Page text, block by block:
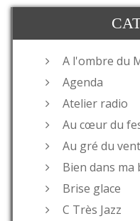
A l'ombre du
Agenda
Atelier radio
Au cœur du
Au gré du vent
Bien dans ma
Brise glace
C Très Jazz